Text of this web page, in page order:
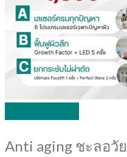
Anti aging ชะลอวัย